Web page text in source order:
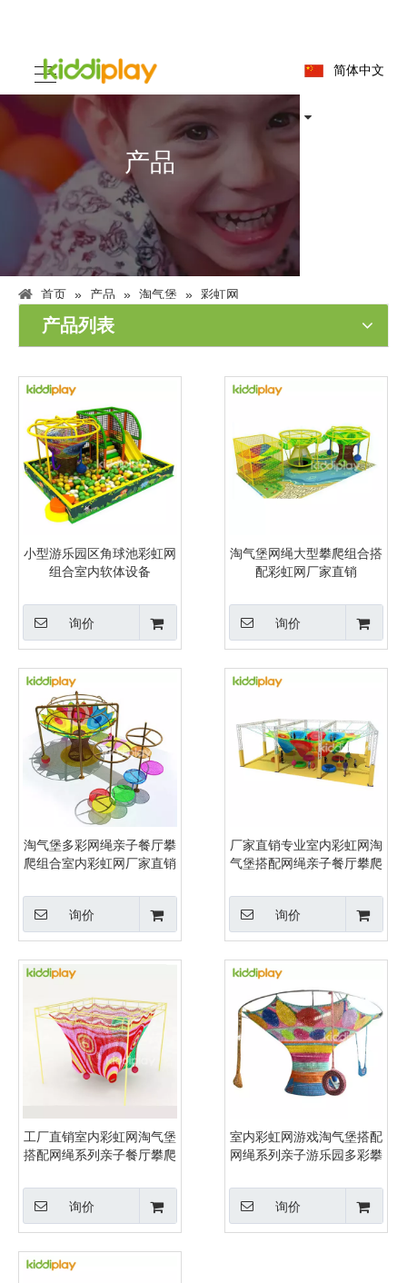
简体中文
产品
首页 » 产品 » 淘气堡 » 彩虹网
产品列表
小型游乐园区角球池彩虹网
组合室内软体设备
询价
淘气堡网绳大型攀爬组合搭
配彩虹网厂家直销
询价
淘气堡多彩网绳亲子餐厅攀
爬组合室内彩虹网厂家直销
询价
厂家直销专业室内彩虹网淘
气堡搭配网绳亲子餐厅攀爬
询价
工厂直销室内彩虹网淘气堡
搭配网绳系列亲子餐厅攀爬
询价
室内彩虹网游戏淘气堡搭配
网绳系列亲子游乐园多彩攀
询价